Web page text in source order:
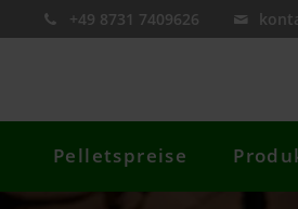
+49 8731 7409626
Pelletspreise